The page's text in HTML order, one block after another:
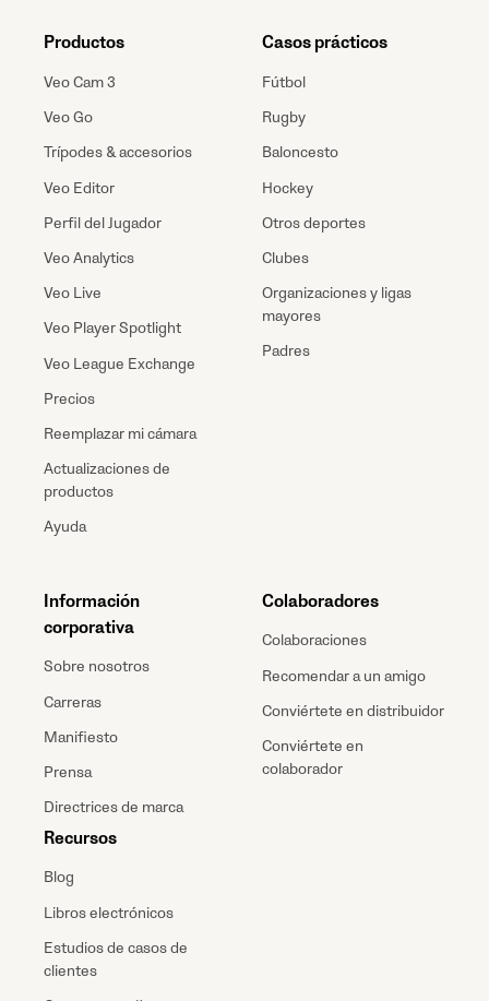
Productos
Veo Cam 3
Veo Go
Trípodes & accesorios
Veo Editor
Perfil del Jugador
Veo Analytics
Veo Live
Veo Player Spotlight
Veo League Exchange
Precios
Reemplazar mi cámara
Actualizaciones de
productos
Ayuda
Casos prácticos
Fútbol
Rugby
Baloncesto
Hockey
Otros deportes
Clubes
Organizaciones y ligas
mayores
Padres
Información
corporativa
Sobre nosotros
Carreras
Manifiesto
Prensa
Directrices de marca
Recursos
Blog
Libros electrónicos
Estudios de casos de
clientes
Colaboradores
Colaboraciones
Recomendar a un amigo
Conviértete en distribuidor
Conviértete en
colaborador